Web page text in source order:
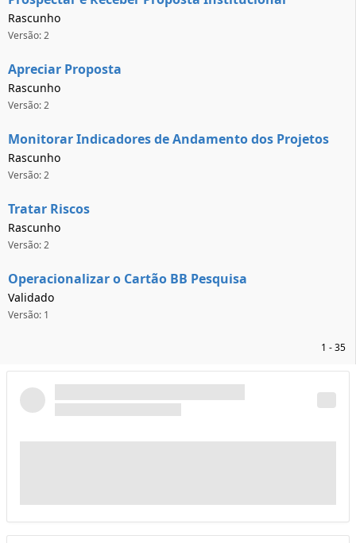
Rascunho
Versão: 2
Apreciar Proposta
Rascunho
Versão: 2
Monitorar Indicadores de Andamento dos Projetos
Rascunho
Versão: 2
Tratar Riscos
Rascunho
Versão: 2
Operacionalizar o Cartão BB Pesquisa
Validado
Versão: 1
1 - 35